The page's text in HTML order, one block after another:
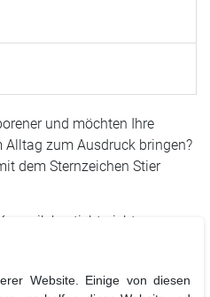
und möchten Ihre
Alltag zum Ausdruck bringen?
dem Sternzeichen Stier
besticht nicht nur
sondern auch durch ihre
Ihren Lieblingskaffee oder
Website. Einige von diesen